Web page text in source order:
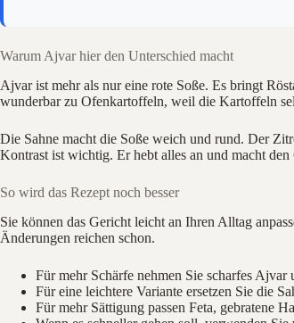
Warum Ajvar hier den Unterschied macht
Ajvar ist mehr als nur eine rote Soße. Es bringt
wunderbar zu Ofenkartoffeln, weil die Kartoffeln
Die Sahne macht die Soße weich und rund. Der
Kontrast ist wichtig. Er hebt alles an und macht den
So wird das Rezept noch besser
Sie können das Gericht leicht an Ihren Alltag
Änderungen reichen schon.
Für mehr Schärfe nehmen Sie scharfes Ajvar
Für eine leichtere Variante ersetzen Sie die
Für mehr Sättigung passen Feta, gebratene